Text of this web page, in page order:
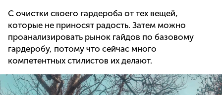
С очистки своего гардероба от тех вещей,
которые не приносят радость. Затем можно
проанализировать рынок гайдов по базовому
гардеробу, потому что сейчас много
компетентных стилистов их делают.